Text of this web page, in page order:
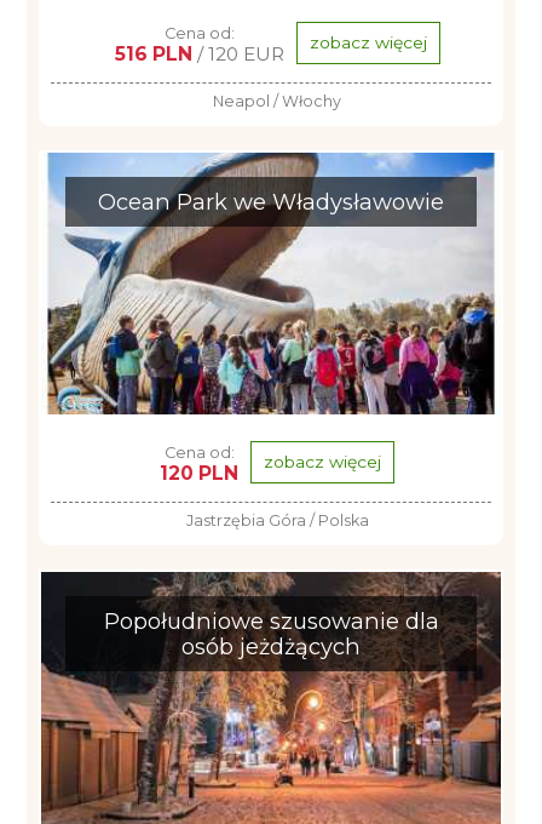
Cena od:
516 PLN / 120 EUR zobacz więcej
Neapol / Włochy
Ocean Park we Władysławowie
Cena od:
120 PLN zobacz więcej
Jastrzębia Góra / Polska
Popołudniowe szusowanie dla
osób jeżdżących